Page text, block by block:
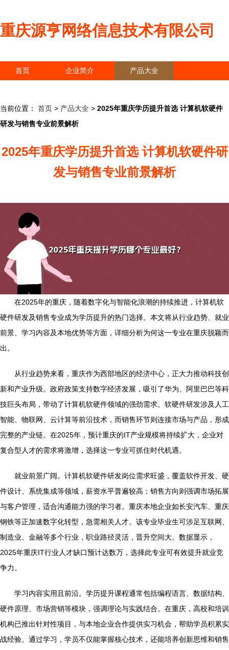
重庆源亨网络信息技术有限公司
首页 企业简介 产品大全
当前位置： 首页 > 产品大全 > 2025年重庆学历提升首选 计算机软硬件
研发与销售专业前景解析
2025年重庆学历提升首选 计算机软硬件研
发与销售专业前景解析
在2025年的重庆，随着数字化与智能化浪潮的持续推进，计算机软
硬件研发及销售专业成为学历提升的热门选择。本文将从行业趋势、就业
前景、学习内容及本地优势等方面，详细分析为何这一专业在重庆脱颖而
出。
从行业趋势来看，重庆作为西部地区的经济中心，正大力推动科技创
新和产业升级。政府政策支持数字经济发展，吸引了华为、阿里巴巴等科
技巨头布局，带动了计算机软硬件领域的强劲需求。软硬件研发涉及人工
智能、物联网、云计算等前沿技术，而销售环节则连接市场与产品，形成
完整的产业链。在2025年，预计重庆的IT产业规模将持续扩大，企业对
复合型人才的需求将激增，选择这一专业可抓住时代机遇。
就业前景广阔。计算机软硬件研发岗位需求旺盛，覆盖软件开发、硬
件设计、系统集成等领域，薪资水平普遍较高；销售方向则强调市场拓展
与客户管理，适合沟通能力强的学习者。重庆本地企业如长安汽车、重庆
钢铁等正加速数字化转型，急需相关人才。该专业毕业生可涉足互联网、
制造业、金融等多个行业，职业路径灵活，晋升空间大。数据显示，
2025年重庆IT行业人才缺口预计达数万，选择此专业可有效提升就业竞
争力。
学习内容实用且前沿。学历提升课程通常包括编程语言、数据结构、
硬件原理、市场营销等模块，强调理论与实践结合。在重庆，高校和培训
机构已推出针对性项目，与本地企业合作提供实习机会，帮助学员积累实
战经验。通过学习，学员不仅能掌握核心技术，还能培养创新思维和销售